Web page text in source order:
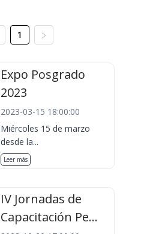
1
Expo Posgrado
2023
2023-03-15 18:00:00
Miércoles 15 de marzo
desde la...
Leer más
IV Jornadas de
Capacitación Pe...